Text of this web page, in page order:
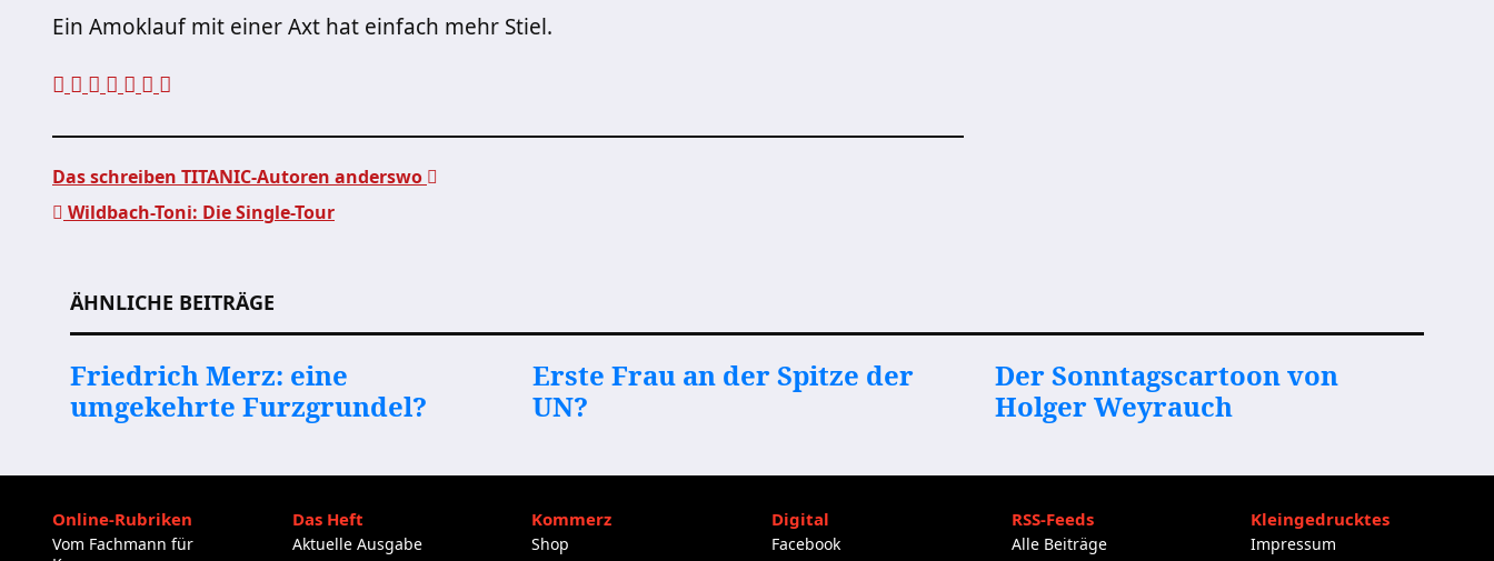
Ein Amoklauf mit einer Axt hat einfach mehr Stiel.
Das schreiben TITANIC-Autoren anderswo
Wildbach-Toni: Die Single-Tour
ÄHNLICHE BEITRÄGE
Friedrich Merz: eine
umgekehrte Furzgrundel?
Erste Frau an der Spitze der
UN?
Der Sonntagscartoon von
Holger Weyrauch
Online-Rubriken
Vom Fachmann für
Das Heft
Aktuelle Ausgabe
Kommerz
Shop
Digital
Facebook
RSS-Feeds
Alle Beiträge
Kleingedrucktes
Impressum